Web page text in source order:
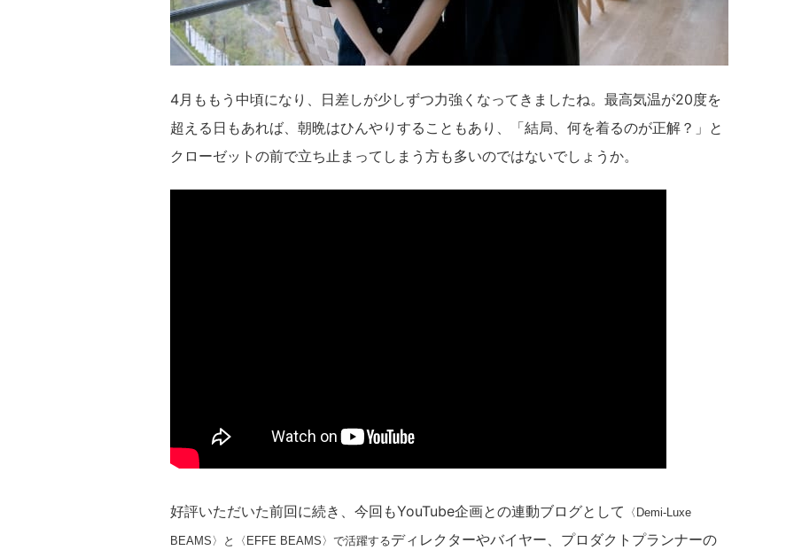
4月ももう中頃になり、日差しが少しずつ力強くなってきましたね。 最高気温が20度を
超える日もあれば、朝晩はひんやりすることもあり、「結局、何を着るのが正解？」と
クローゼットの前で立ち止まってしまう方も多いのではないでしょうか。
好評いただいた前回に続き、今回もYouTube企画との連動ブログとして 〈Demi-Luxe
BEAMS〉と〈EFFE BEAMS〉で活躍するディレクターやバイヤー、プロダクトプランナーの